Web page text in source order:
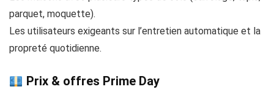
parquet, moquette).
Les utilisateurs exigeants sur l’entretien automatique et la
propreté quotidienne.
Prix & offres Prime Day